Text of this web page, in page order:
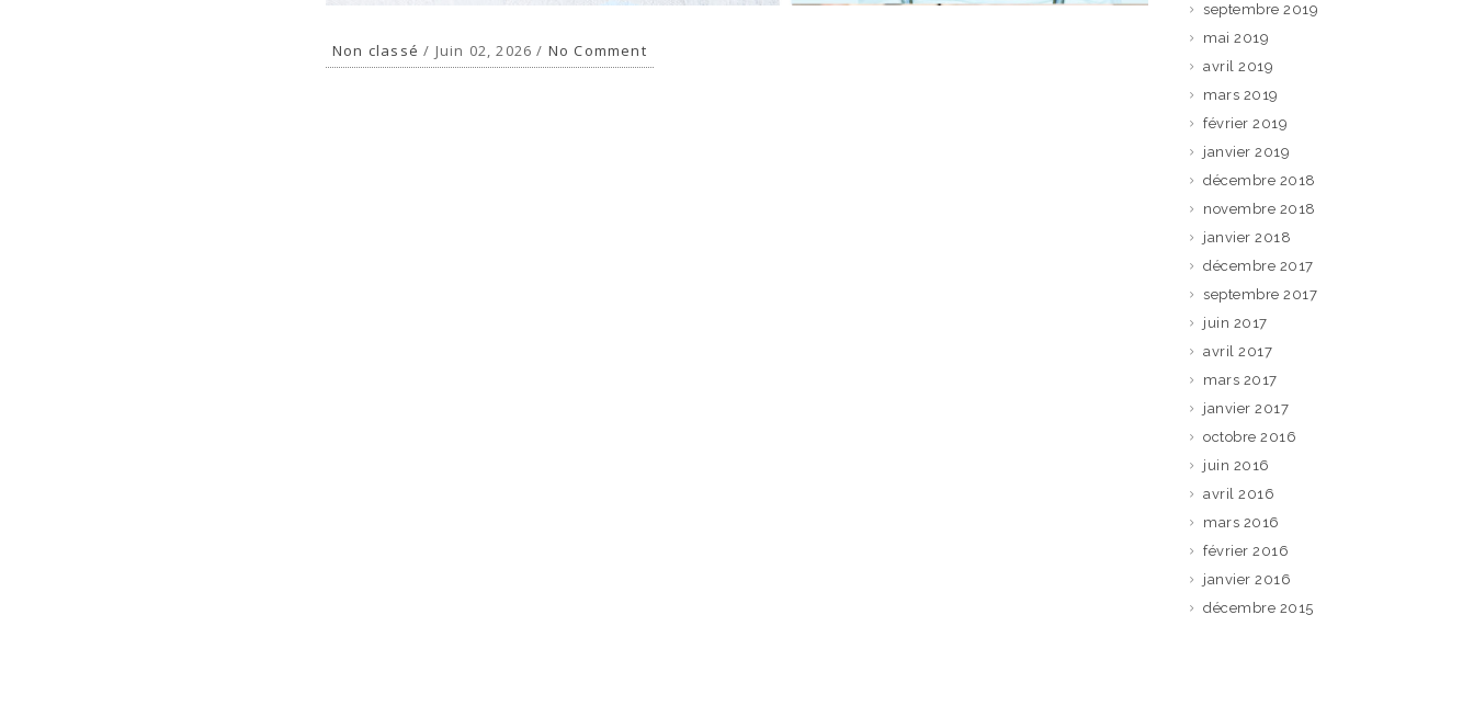
Non classé / Juin 02, 2026 / No Comment
septembre 2019
mai 2019
avril 2019
mars 2019
février 2019
janvier 2019
décembre 2018
novembre 2018
janvier 2018
décembre 2017
septembre 2017
juin 2017
avril 2017
mars 2017
janvier 2017
octobre 2016
juin 2016
avril 2016
mars 2016
février 2016
janvier 2016
décembre 2015